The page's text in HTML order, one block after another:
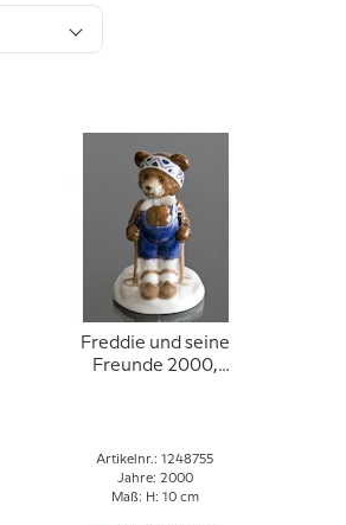
Freddie und seine
Freunde 2000,
Artikelnr.: 1248755
Jahre: 2000
Maß: H: 10 cm